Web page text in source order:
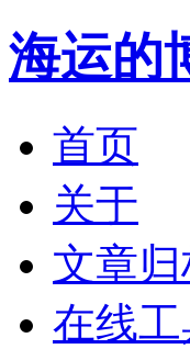
海运的
首页
关于
文章归
在线工